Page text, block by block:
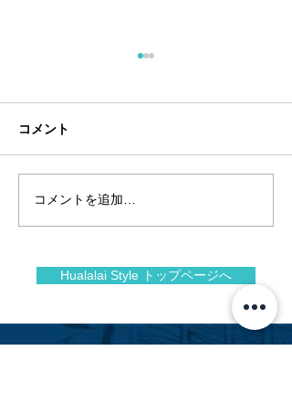
夏のアートショー＠フア
ラライ
コメント
コメントを追加…
Hualalai Style トップページへ